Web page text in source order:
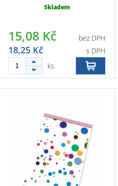
Skladem
15,08 Kč bez DPH
18,25 Kč
s DPH
ks